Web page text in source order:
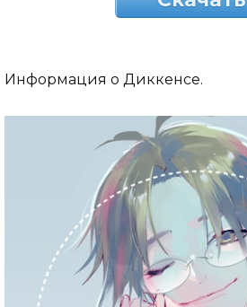
Информация о Диккенсе.